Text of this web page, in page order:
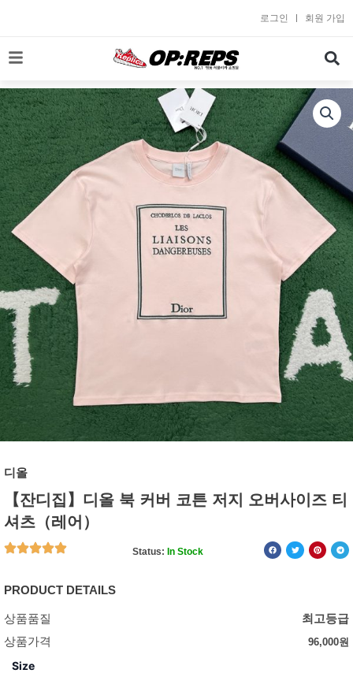
로
너
뛰
기
로그인 회원 가입
디올
【잔디집】디올 북 커버 코튼 저지 오버사이즈 티
셔츠（레어）
Status: In Stock
PRODUCT DETAILS
상품품질
최고등급
상품가격
96,000원
Size